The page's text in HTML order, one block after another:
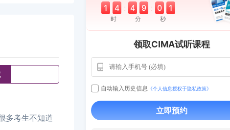
多考生不知道
1 4 : 4 9 : 0 0
时 分 秒
领取CIMA试听课程
自动输入历史信息 《个人信息授权于隐私政策》
立即预约
用户163 1天前
**AoZ 130****8017 1 天前
130****9630